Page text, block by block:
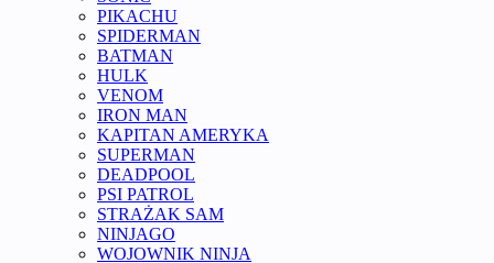
PIKACHU
SPIDERMAN
BATMAN
HULK
VENOM
IRON MAN
KAPITAN AMERYKA
SUPERMAN
DEADPOOL
PSI PATROL
STRAŻAK SAM
NINJAGO
WOJOWNIK NINJA